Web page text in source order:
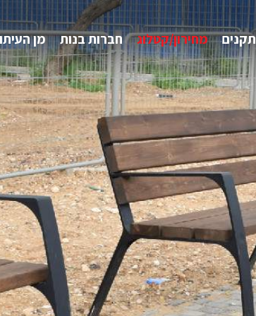
תקנים מחירון/קטלוג חברות בנות מן